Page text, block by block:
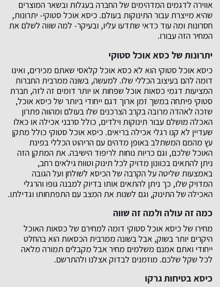
אווירה לדגמים המדהימים של החברה בעגלות ובשאר המוצרים
שהיא מייצרת עבור התינוקות בעולם. כיסא אוכל סטוקי- יתרונות,
חסרונות ומה עוד כדאי שתדעו עליו, ובעיקר- למה שווה לשלם את
המחיר הזה עבורו.
יתרונות של כסא אוכל סטוקי
כיסא אוכל סטוקי הוא לא כסא אוכל קלאסי שאתם מכירים, ואינו
דומה להם בעיצוב הכללי שלו. למעשה, בשונה ממרבית החברות
המציעות דגמי כסאות אוכל שפחות או יותר דומים זה לזה, חברת
סטוקי פיתחה במשך זמן ארוך דגם ייחודי ביותר של כיסא אוכל,
שזכה לאהדה מרובה בקרב הצרכנים שלו בעולם ומהווה פתרון
האכלה מושלם עבור תינוקות וילדים, כולל סרבני אכילה או כאלו
שעדיין לא קנו רגלי אכילה בריאים. כיסא אוכל סטוקי כולל מתקן
עץ מהמם המשתלב באופן מדהים עם הריהוט הכללי בפינת
האוכל שלכם, וגם כריות נוחות לריפוד הישיבה. את המתקן הזה
ניתן להתאים בכוונון מדויק לכל תינוק וטווח גילאים רחב,
באמצעות שליטה על הקרבה של הכיסא לשולחן ועל הגובה
המדויק שלו, כך ניתן להתאים אותו בדיוק למבנה גופו והרגלי
האכילה של התינוק, וגם לשנות את המצב עם התפתחותו וגדילתו.
כמה זה עולה ולמה זה שווה
מחירו של כיסא אוכל סטוקי דומה למחירם של כסאות האוכל
היקרים יותר בשוק, אבל בשונה ממרבית הכסאות הוא בהחלט
ייחודי ואתם אמנם משלמים מחיר אבל מקבלים תמורה מלאה
לכל שקל שלכם. מוזמנים לבדוק אצלנו ולהתרשם.
כיסא בטיחות גרקו